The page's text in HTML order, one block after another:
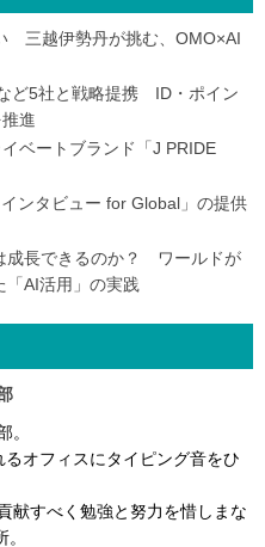
三越伊勢丹が挑む、OMO×AI
ど5社と戦略提携 ID・ポイン
進
ベートブランド「J PRIDE
ンタビュー for Global」の提供
成長できるのか？ ワールドが
「AI活用」の実践
。
オフィスにタイピング音をひ
献すべく勉強と努力を惜しまな